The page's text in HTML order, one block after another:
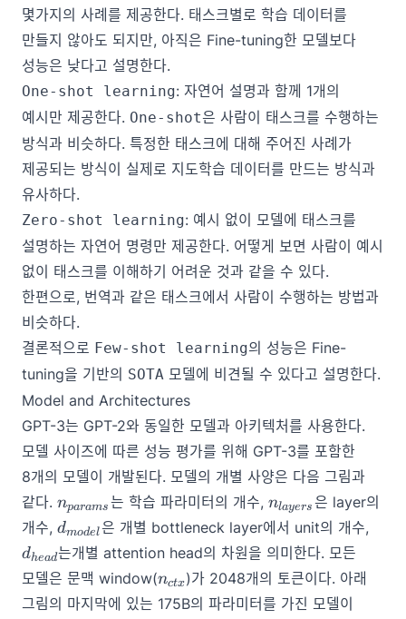
몇가지의 사례를 제공한다. 태스크별로 학습 데이터를
만들지 않아도 되지만, 아직은 Fine-tuning한 모델보다
성능은 낮다고 설명한다.
One-shot learning: 자연어 설명과 함께 1개의
예시만 제공한다. One-shot은 사람이 태스크를 수행하는
방식과 비슷하다. 특정한 태스크에 대해 주어진 사례가
제공되는 방식이 실제로 지도학습 데이터를 만드는 방식과
유사하다.
Zero-shot learning: 예시 없이 모델에 태스크를
설명하는 자연어 명령만 제공한다. 어떻게 보면 사람이 예시
없이 태스크를 이해하기 어려운 것과 같을 수 있다.
한편으로, 번역과 같은 태스크에서 사람이 수행하는 방법과
비슷하다.
결론적으로 Few-shot learning의 성능은 Fine-
tuning을 기반의 SOTA 모델에 비견될 수 있다고 설명한다.
Model and Architectures
GPT-3는 GPT-2와 동일한 모델과 아키텍처를 사용한다.
모델 사이즈에 따른 성능 평가를 위해 GPT-3를 포함한
8개의 모델이 개발된다. 모델의 개별 사양은 다음 그림과
같다. n_{params}
nparams 는 학습 파라미터의 개수, n_{layers}
nlayers 은 layer의
개수, d_{model}
dmodel은 개별 bottleneck layer에서 unit의 개수,
dhead는개별 attention head의 차원을 의미한다. 모든
모델은 문맥 window(n_{ctx}
nctx)가 2048개의 토큰이다. 아래
그림의 마지막에 있는 175B의 파라미터를 가진 모델이